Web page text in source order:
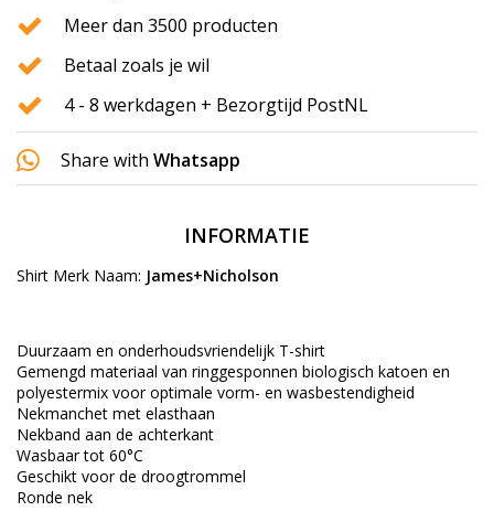
Meer dan 3500 producten
Betaal zoals je wil
4 - 8 werkdagen + Bezorgtijd PostNL
Share with Whatsapp
INFORMATIE
Shirt Merk Naam: James+Nicholson
Duurzaam en onderhoudsvriendelijk T-shirt
Gemengd materiaal van ringgesponnen biologisch katoen en
polyestermix voor optimale vorm- en wasbestendigheid
Nekmanchet met elasthaan
Nekband aan de achterkant
Wasbaar tot 60°C
Geschikt voor de droogtrommel
Ronde nek